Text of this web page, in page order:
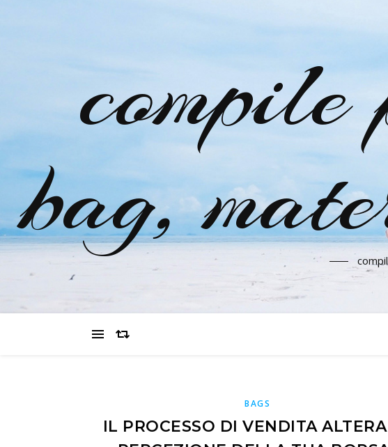
compile
bag,
BAGS
IL PROCESSO DI VENDITA